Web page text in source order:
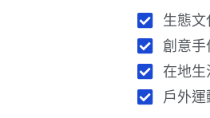
生態文
創意手
在地生
戶外運